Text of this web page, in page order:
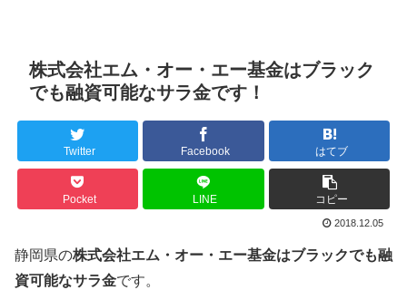
株式会社エム・オー・エー基金はブラック
でも融資可能なサラ金です！
Twitter Facebook はてブ
Pocket LINE コピー
2018.12.05
静岡県の株式会社エム・オー・エー基金はブラックでも融
資可能なサラ金です。